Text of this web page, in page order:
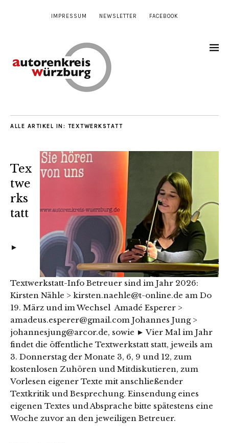
IMPRESSUM NEWSLETTER FACEBOOK
ALLE ARTIKEL IN: TEXTWERKSTATT
Tex
twe
rks
tatt
►
Textwerkstatt-Info Betreuer sind im Jahr 2026:
Kirsten Nähle > kirsten.naehle@t-online.de am Do
19. März und im Wechsel Amadé Esperer >
amadeus.esperer@gmail.com Johannes Jung >
johannesjung@arcor.de, sowie ► Vier Mal im Jahr
findet die öffentliche Textwerkstatt statt, jeweils am
3. Donnerstag der Monate 3, 6, 9 und 12, zum
kostenlosen Zuhören und Mitdiskutieren, zum
Vorlesen eigener Texte mit anschließender
Textkritik und Besprechung. Einsendung eines
eigenen Textes und Absprache bitte spätestens eine
Woche zuvor an den jeweiligen Betreuer.